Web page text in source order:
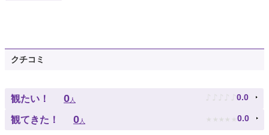
クチコミ
観たい！ 0人 ♪ ♪ ♪ ♪ ♪ 0.0
観てきた！ 0人 ★ ★ ★ ★ ★ 0.0